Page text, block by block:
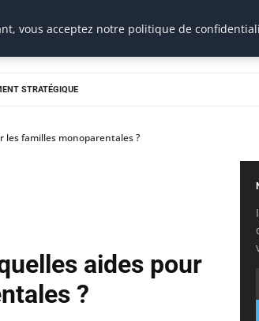
STRATÉGIQUE
les familles monoparentales ?
aides pour
?
vous acceptez notre politique de